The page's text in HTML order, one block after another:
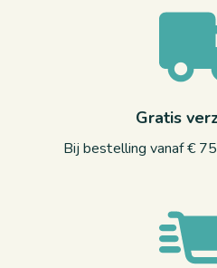
Gratis
Bij bestelling vanaf €